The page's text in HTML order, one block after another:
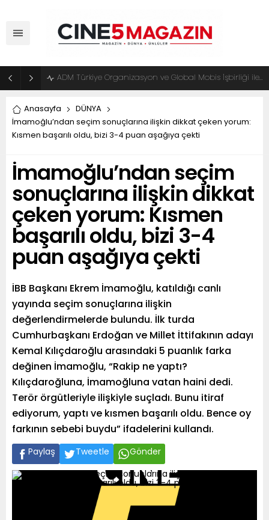
ADM Türkiye Organizasyon ve Global Mobis İşbirliği ile Halka Açık Motosiklet Festivali
Anasayfa
DÜNYA
İmamoğlu’ndan seçim sonuçlarına ilişkin dikkat çeken yorum:
Kısmen başarılı oldu, bizi 3-4 puan aşağıya çekti
İmamoğlu’ndan seçim
sonuçlarına ilişkin dikkat
çeken yorum: Kısmen
başarılı oldu, bizi 3-4
puan aşağıya çekti
İBB Başkanı Ekrem İmamoğlu, katıldığı canlı
yayında seçim sonuçlarına ilişkin
değerlendirmelerde bulundu. İlk turda
Cumhurbaşkanı Erdoğan ve Millet İttifakının adayı
Kemal Kılıçdaroğlu arasındaki 5 puanlık farka
değinen İmamoğlu, “Rakip ne yaptı?
Kılıçdaroğluna, İmamoğluna vatan haini dedi.
Terör örgütleriyle ilişkiyle suçladı. Bunu itiraf
ediyorum, yaptı ve kısmen başarılı oldu. Bence oy
farkının sebebi buydu” ifadelerini kullandı.
Paylaş Tweetle Gönder